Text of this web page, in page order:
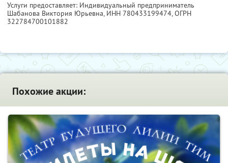
Услуги предоставляет: Индивидуальный предприниматель
Шабанова Виктория Юрьевна, ИНН 780433199474, ОГРН
322784700101882
Похожие акции: